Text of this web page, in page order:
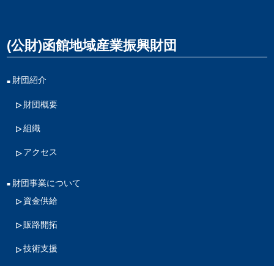
(公財)函館地域産業振興財団
財団紹介
財団概要
組織
アクセス
財団事業について
資金供給
販路開拓
技術支援